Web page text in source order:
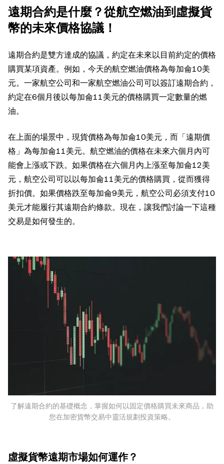
遠期合約是什麼？從航空燃油到虛擬貨
幣的未來價格協議！
遠期合約是雙方達成的協議，約定在未來以目前約定的價格
購買某項資產。例如，今天的航空燃油價格為每加侖10美
元。一家航空公司和一家航空燃油公司可以簽訂遠期合約，
約定在6個月後以每加侖11美元的價格購買一定數量的燃
油。
在上面的場景中，現貨價格為每加侖10美元，而「遠期價
格」為每加侖11美元。航空燃油的價格在未來六個月內可
能會上漲或下跌。如果價格在六個月內上漲至每加侖12美
元，航空公司可以以每加侖11美元的價格購買，從而獲得
折扣價。如果價格跌至每加侖9美元，航空公司必須支付10
美元才能履行其遠期合約條款。現在，讓我們討論一下這種
交易是如何發生的。
了解遠期合約的基礎概念，掌握如何以固定價格購買未來商品，助
您在加密貨幣交易中靈活規劃投資策略。
虛擬貨幣遠期市場如何運作？